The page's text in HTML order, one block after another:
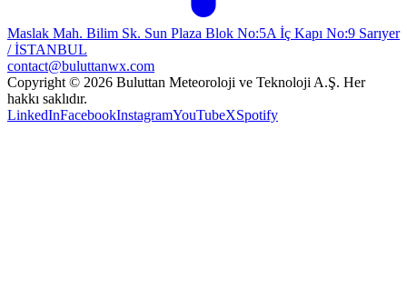
Maslak Mah. Bilim Sk. Sun Plaza Blok No:5A İç Kapı No:9 Sarıyer
/ İSTANBUL
contact@buluttanwx.com
Copyright © 2026 Buluttan Meteoroloji ve Teknoloji A.Ş. Her
hakkı saklıdır.
LinkedInFacebookInstagramYouTubeXSpotify